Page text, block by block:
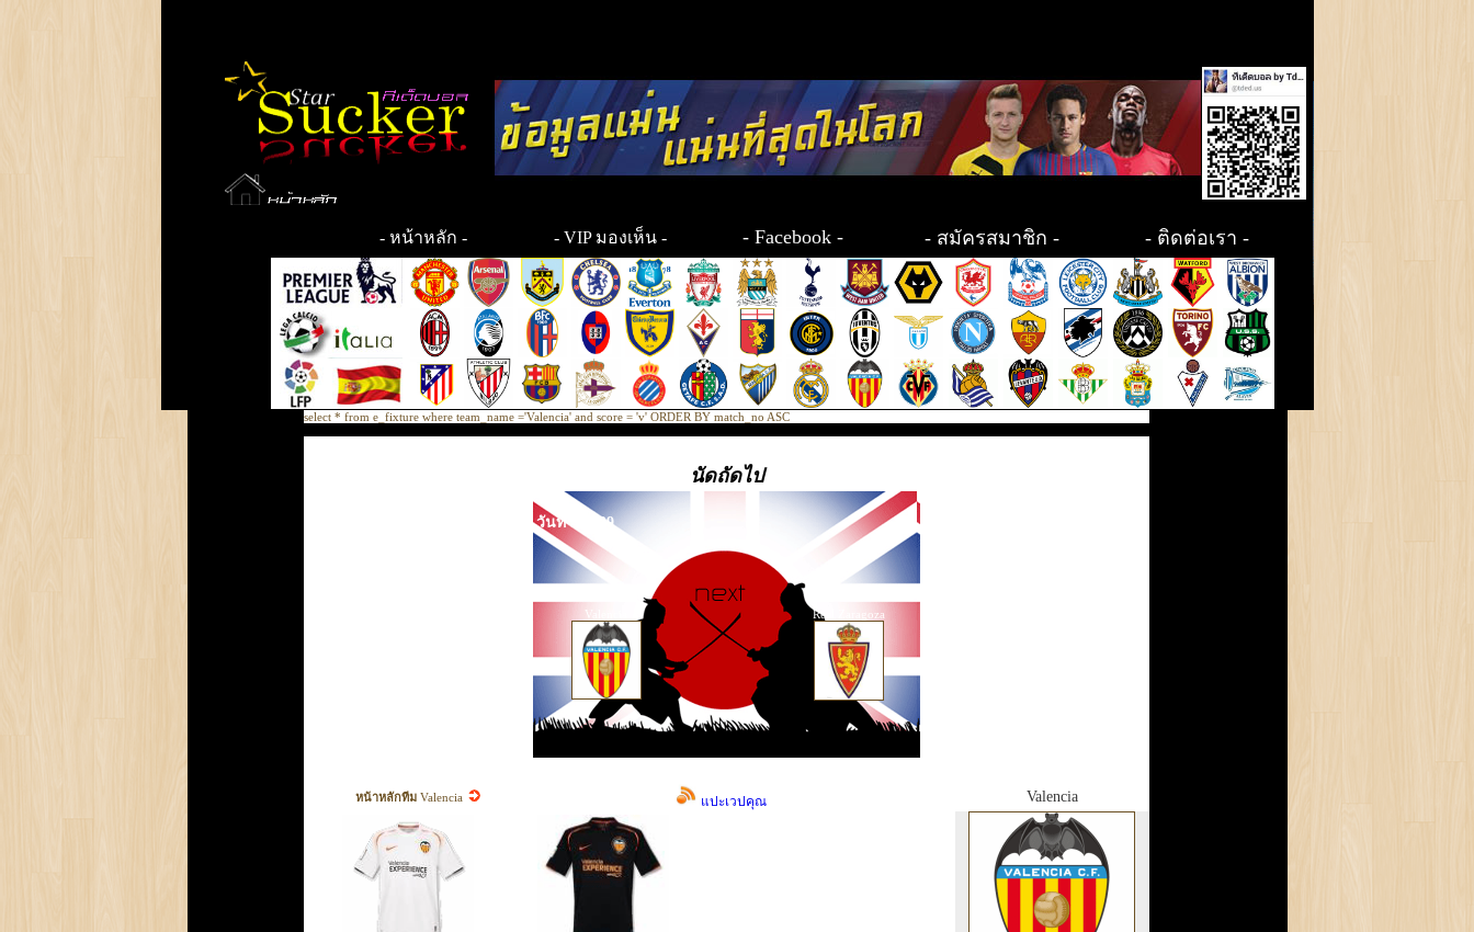
- หน้าหลัก - - VIP มองเห็น - - Facebook - -สมัครสมาชิก - -ติดต่อเรา -
select * from e_fixture where team_name ='Valencia' and score = 'v' ORDER BY match_no ASC
นัดถัดไป
วันที่ Sep 29
Valencia Real Zaragoza
หน้าหลักทีม Valencia แปะเวปคุณ Valencia